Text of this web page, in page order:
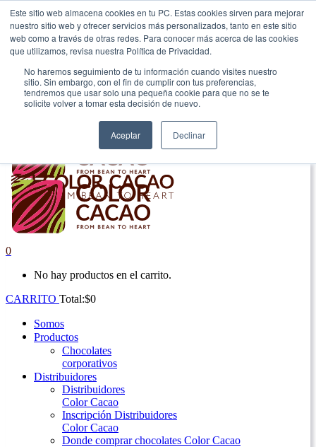
Este sitio web almacena cookies en tu PC. Estas cookies sirven para mejorar
nuestro sitio web y ofrecer servicios más personalizados, tanto en este sitio
web como a través de otras redes. Para conocer más acerca de las cookies
que utilizamos, revisa nuestra Política de Privacidad.
No haremos seguimiento de tu información cuando visites nuestro
sitio. Sin embargo, con el fin de cumplir con tus preferencias,
tendremos que usar solo una pequeña cookie para que no se te
solicite volver a tomar esta decisión de nuevo.
Aceptar Declinar
|
Envío gratis en Antioquia por compras superiores a $100.000.
0
No hay productos en el carrito.
CARRITO Total:$0
Somos
Productos
Chocolates
corporativos
Distribuidores
Distribuidores
Color Cacao
Inscripción Distribuidores
Color Cacao
Donde comprar chocolates Color Cacao